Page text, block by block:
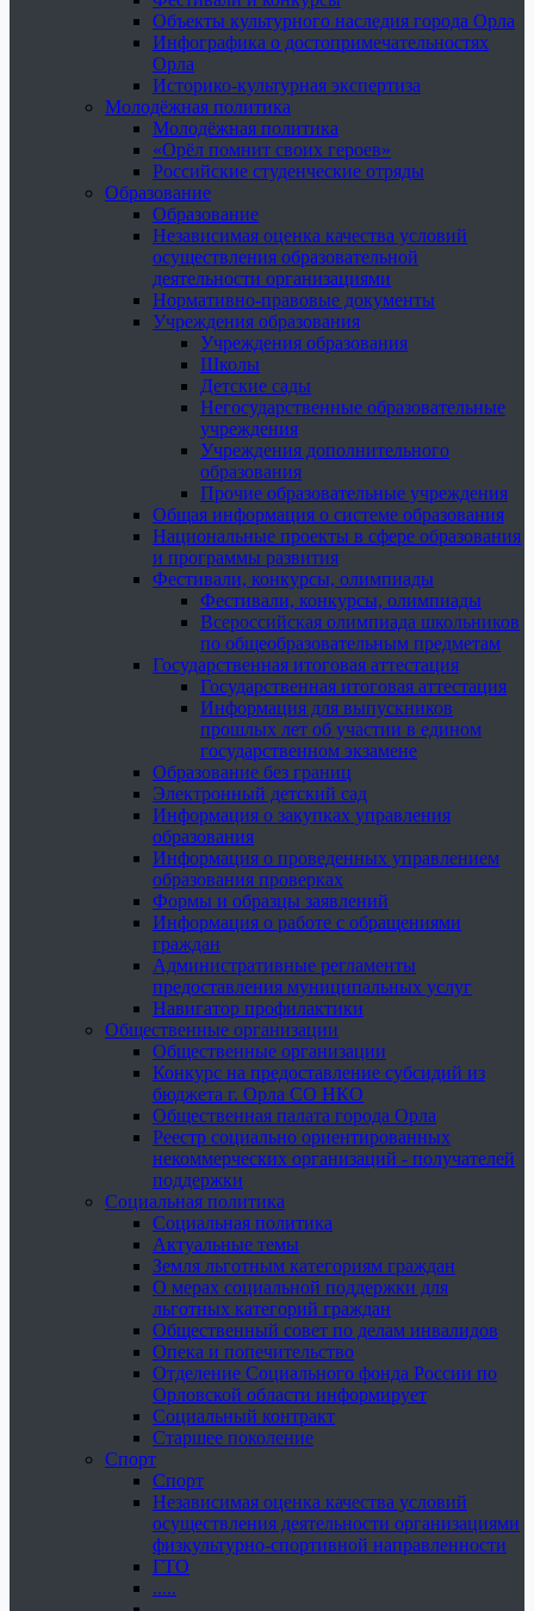
Объекты культурного наследия города Орла
Инфографика о достопримечательностях
Орла
Историко-культурная экспертиза
Молодёжная политика
Молодёжная политика
«Орёл помнит своих героев»
Российские студенческие отряды
Образование
Образование
Независимая оценка качества условий
осуществления образовательной
деятельности организациями
Нормативно-правовые документы
Учреждения образования
Учреждения образования
Школы
Детские сады
Негосударственные образовательные
учреждения
Учреждения дополнительного
образования
Прочие образовательные учреждения
Общая информация о системе образования
Национальные проекты в сфере образования
и программы развития
Фестивали, конкурсы, олимпиады
Фестивали, конкурсы, олимпиады
Всероссийская олимпиада школьников
по общеобразовательным предметам
Государственная итоговая аттестация
Государственная итоговая аттестация
Информация для выпускников
прошлых лет об участии в едином
государственном экзамене
Образование без границ
Электронный детский сад
Информация о закупках управления
образования
Информация о проведенных управлением
образования проверках
Формы и образцы заявлений
Информация о работе с обращениями
граждан
Административные регламенты
предоставления муниципальных услуг
Навигатор профилактики
Общественные организации
Общественные организации
Конкурс на предоставление субсидий из
бюджета г. Орла СО НКО
Общественная палата города Орла
Реестр социально ориентированных
некоммерческих организаций - получателей
поддержки
Социальная политика
Социальная политика
Актуальные темы
Земля льготным категориям граждан
О мерах социальной поддержки для
льготных категорий граждан
Общественный совет по делам инвалидов
Опека и попечительство
Отделение Социального фонда России по
Орловской области информирует
Социальный контракт
Старшее поколение
Спорт
Спорт
Независимая оценка качества условий
осуществления деятельности организациями
физкультурно-спортивной направленности
ГТО
.....